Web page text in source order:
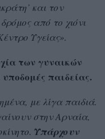
και τον
από το χιόνι
Υγείας».
των γυναικών
υποδομές παιδείας.
με λίγα παιδιά.
στην Αρναία,
Υπάρχουν